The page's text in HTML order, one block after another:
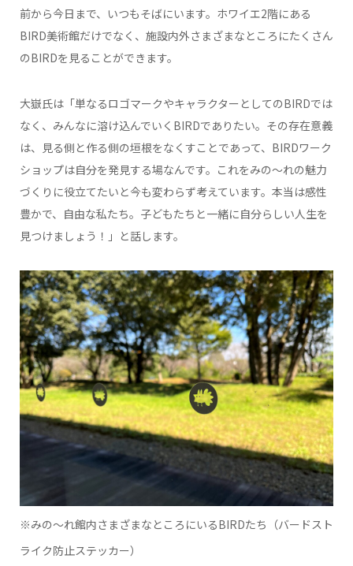
前から今日まで、いつもそばにいます。ホワイエ2階にある
BIRD美術館だけでなく、施設内外さまざまなところにたくさん
のBIRDを見ることができます。
大嶽氏は「単なるロゴマークやキャラクターとしてのBIRDでは
なく、みんなに溶け込んでいくBIRDでありたい。その存在意義
は、見る側と作る側の垣根をなくすことであって、BIRDワーク
ショップは自分を発見する場なんです。これをみの～れの魅力
づくりに役立てたいと今も変わらず考えています。本当は感性
豊かで、自由な私たち。子どもたちと一緒に自分らしい人生を
見つけましょう！」と話します。
※みの～れ館内さまざまなところにいるBIRDたち（バードスト
ライク防止ステッカー）